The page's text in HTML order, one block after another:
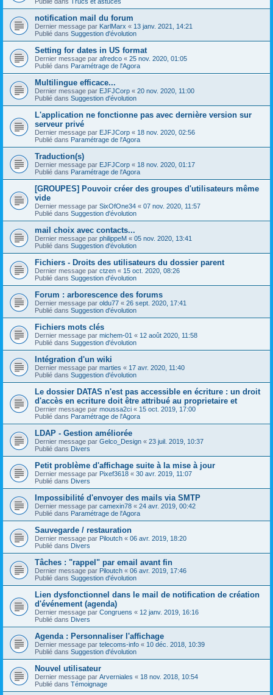
notification mail du forum
Dernier message par KarlMarx « 13 janv. 2021, 14:21
Publié dans Suggestion d'évolution
Setting for dates in US format
Dernier message par afredco « 25 nov. 2020, 01:05
Publié dans Paramétrage de l'Agora
Multilingue efficace...
Dernier message par EJFJCorp « 20 nov. 2020, 11:00
Publié dans Suggestion d'évolution
L'application ne fonctionne pas avec dernière version sur
serveur privé
Dernier message par EJFJCorp « 18 nov. 2020, 02:56
Publié dans Paramétrage de l'Agora
Traduction(s)
Dernier message par EJFJCorp « 18 nov. 2020, 01:17
Publié dans Paramétrage de l'Agora
[GROUPES] Pouvoir créer des groupes d'utilisateurs même
vide
Dernier message par SixOfOne34 « 07 nov. 2020, 11:57
Publié dans Suggestion d'évolution
mail choix avec contacts...
Dernier message par philippeM « 05 nov. 2020, 13:41
Publié dans Suggestion d'évolution
Fichiers - Droits des utilisateurs du dossier parent
Dernier message par ctzen « 15 oct. 2020, 08:26
Publié dans Suggestion d'évolution
Forum : arborescence des forums
Dernier message par oldu77 « 26 sept. 2020, 17:41
Publié dans Suggestion d'évolution
Fichiers mots clés
Dernier message par michem-01 « 12 août 2020, 11:58
Publié dans Suggestion d'évolution
Intégration d'un wiki
Dernier message par marties « 17 avr. 2020, 11:40
Publié dans Suggestion d'évolution
Le dossier DATAS n'est pas accessible en écriture : un droit
d'accès en ecriture doit être attribué au proprietaire et
Dernier message par moussa2ci « 15 oct. 2019, 17:00
Publié dans Paramétrage de l'Agora
LDAP - Gestion améliorée
Dernier message par Gelco_Design « 23 juil. 2019, 10:37
Publié dans Divers
Petit problème d'affichage suite à la mise à jour
Dernier message par Pixef3618 « 30 avr. 2019, 11:07
Publié dans Divers
Impossibilité d'envoyer des mails via SMTP
Dernier message par camexin78 « 24 avr. 2019, 00:42
Publié dans Paramétrage de l'Agora
Sauvegarde / restauration
Dernier message par Piloutch « 06 avr. 2019, 18:20
Publié dans Divers
Tâches : "rappel" par email avant fin
Dernier message par Piloutch « 06 avr. 2019, 17:46
Publié dans Suggestion d'évolution
Lien dysfonctionnel dans le mail de notification de création
d'événement (agenda)
Dernier message par Congruens « 12 janv. 2019, 16:16
Publié dans Divers
Agenda : Personnaliser l'affichage
Dernier message par telecoms-info « 10 déc. 2018, 10:39
Publié dans Suggestion d'évolution
Nouvel utilisateur
Dernier message par Arverniales « 18 nov. 2018, 10:54
Publié dans Témoignage